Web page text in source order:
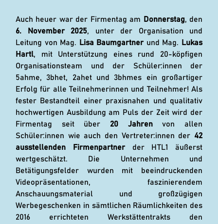
Auch heuer war der Firmentag am Donnerstag, den
6. November 2025, unter der Organisation und
Leitung von Mag.
Lisa Baumgartnerund Mag.
Lukas
Hartl, mit Unterstützung eines rund 20-köpfigen
Organisationsteam und der Schüler:innen der
5ahme, 3bhet, 2ahet und 3bhmes ein großartiger
Erfolg für alle Teilnehmerinnen und Teilnehmer! Als
fester Bestandteil einer praxisnahen und qualitativ
hochwertigen Ausbildung am Puls der Zeit wird der
Firmentag seit über 20 Jahrenvon allen
Schüler:innen wie auch den Vertreter:innen der 42
ausstellenden
Firmenpartnerder HTL1 äußerst
wertgeschätzt. Die Unternehmen und
Betätigungsfelder wurden mit beeindruckenden
Videopräsentationen, faszinierendem
Anschauungsmaterial und großzügigen
Werbegeschenken in sämtlichen Räumlichkeiten des
2016 errichteten Werkstättentrakts den